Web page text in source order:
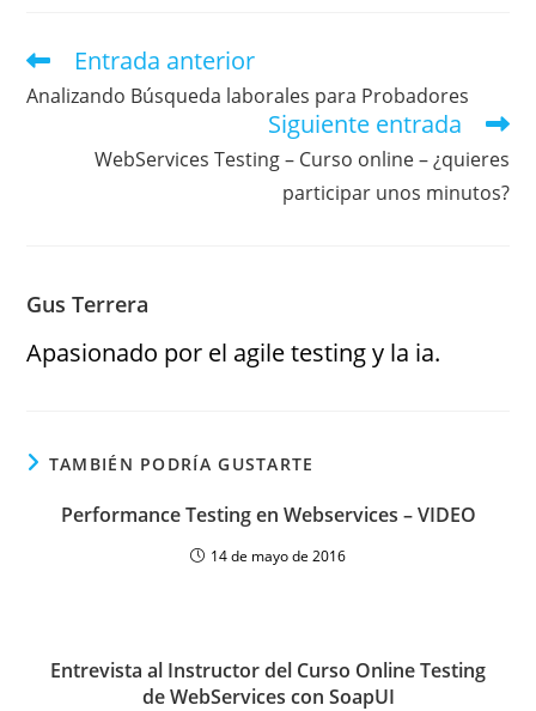
Entrada anterior
Analizando Búsqueda laborales para Probadores
Siguiente entrada
WebServices Testing – Curso online – ¿quieres
participar unos minutos?
Gus Terrera
Apasionado por el agile testing y la ia.
TAMBIÉN PODRÍA GUSTARTE
Performance Testing en Webservices – VIDEO
14 de mayo de 2016
Entrevista al Instructor del Curso Online Testing
de WebServices con SoapUI